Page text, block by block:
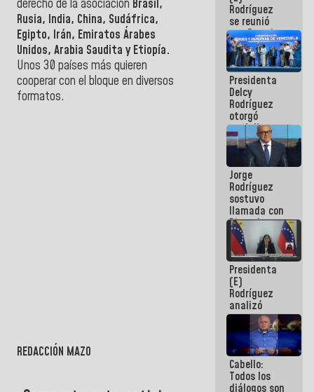
derecho de la asociación Brasil,
Rusia, India, China, Sudáfrica,
Egipto, Irán, Emiratos Árabes
Unidos, Arabia Saudita y Etiopía.
Unos 30 países más quieren
cooperar con el bloque en diversos
formatos.
REDACCIÓN MAZO
Rodríguez
se reunió
con Estado
Mayor
Eléctrico
para
abordar
planes de
acción
Presidenta
Delcy
Rodríguez
otorgó
medalla
"Héroe de
Venezuela"
a servidores
públicos
Jorge
Rodríguez
sostuvo
llamada con
Dinorah
Figuera y
acuerdan
primer
encuentro
presencial
para el
diálogo
Presidenta
(E)
Rodríguez
analizó
junto a
gobernadores
planes de
recuperación
del Sistema
Eléctrico
Cabello:
Todos los
diálogos son